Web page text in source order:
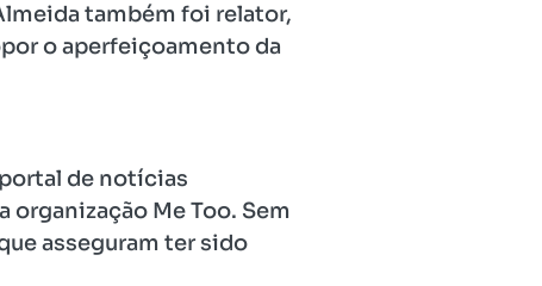
também foi relator,
o aperfeiçoamento da
de notícias
Me Too. Sem
asseguram ter sido